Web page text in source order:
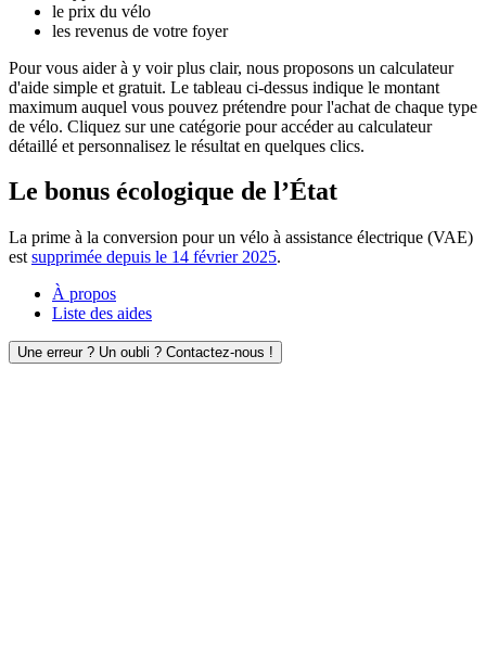
le prix du vélo
les revenus de votre foyer
Pour vous aider à y voir plus clair, nous proposons un calculateur
d'aide simple et gratuit. Le tableau ci-dessus indique le montant
maximum auquel vous pouvez prétendre pour l'achat de chaque type
de vélo. Cliquez sur une catégorie pour accéder au calculateur
détaillé et personnalisez le résultat en quelques clics.
Le bonus écologique de l’État
La prime à la conversion pour un vélo à assistance électrique (VAE)
est supprimée depuis le 14 février 2025.
À propos
Liste des aides
Une erreur ? Un oubli ? Contactez-nous !